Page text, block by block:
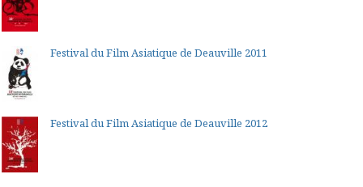
Festival du Film Asiatique de Deauville 2011
Festival du Film Asiatique de Deauville 2012